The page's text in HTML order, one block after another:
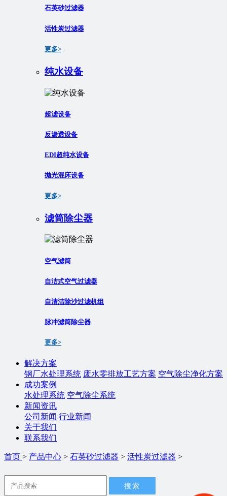
石英砂过滤器
活性炭过滤器
更多>
纯水设备
超滤设备
反渗透设备
EDI超纯水设备
抛光混床设备
更多>
滤筒除尘器
空气滤筒
自洁式空气过滤器
自清洁除沙过滤机组
脉冲滤筒除尘器
更多>
解决方案
钢厂水处理系统 废水零排放工艺方案 空气除尘净化方案
成功案例
水处理系统 空气除尘系统
新闻资讯
公司新闻 行业新闻
关于我们
联系我们
首页 > 产品中心 > 石英砂过滤器 > 活性炭过滤器 >
搜索